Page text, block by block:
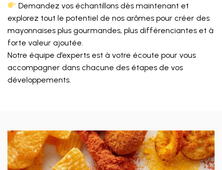
Demandez vos échantillons dès maintenant et
explorez tout le potentiel de nos arômes pour créer des
mayonnaises plus gourmandes, plus différenciantes et à
forte valeur ajoutée.
Notre équipe d’experts est à votre écoute pour vous
accompagner dans chacune des étapes de vos
développements.